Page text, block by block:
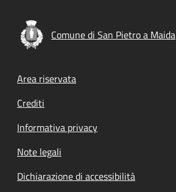
Comune di San Pietro a Maida
Footer menu
Area riservata
Crediti
Informativa privacy
Note legali
Dichiarazione di accessibilità